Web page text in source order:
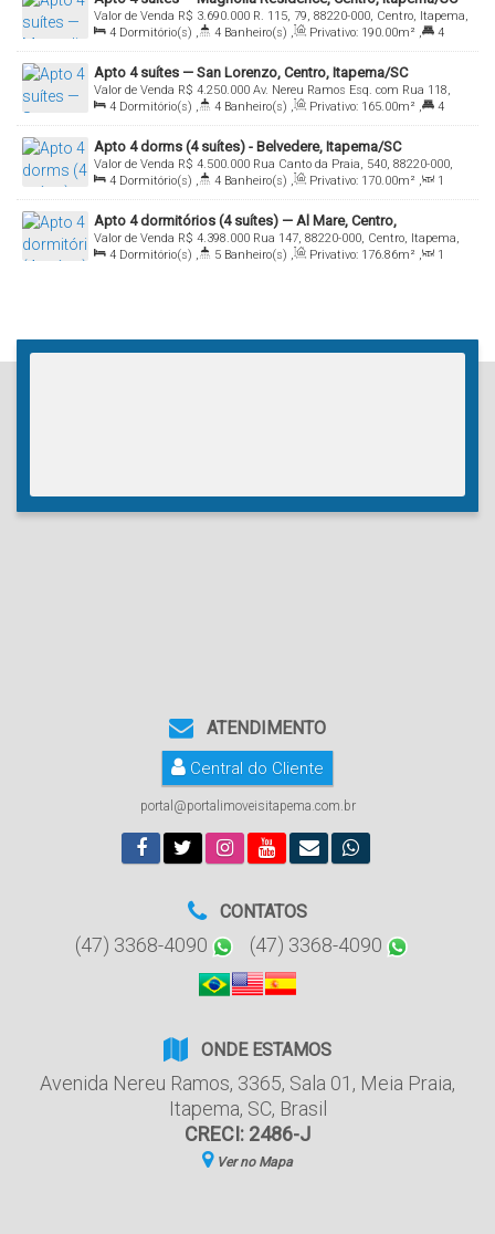
R$ 3.690.000
Valor de Venda
R. 115, 79, 88220-000, Centro, Itapema,
Santa Catarina, Brasil
4 Dormitório(s) , 4 Banheiro(s) , Privativo: 190.00m² ,
4
Suíte(s) , 3 Vaga(s)
Apto 4 suítes — San Lorenzo, Centro, Itapema/SC
R$ 4.250.000
Valor de Venda
Av. Nereu Ramos Esq. com Rua 118,
88220-000, Centro, Itapema, Santa Catarina, Brasil
4 Dormitório(s) , 4 Banheiro(s) , Privativo: 165.00m² ,
4
Suíte(s) , 3 Vaga(s)
Apto 4 dorms (4 suítes) - Belvedere, Itapema/SC
R$ 4.500.000
Valor de Venda
Rua Canto da Praia, 540, 88220-000,
Centro, Itapema, Santa Catarina, Brasil
4 Dormitório(s) , 4 Banheiro(s) , Privativo: 170.00m² ,
1
Sala(s) , 4 Suíte(s) , 3 Vaga(s)
Apto 4 dormitórios (4 suítes) — Al Mare, Centro,
Itapema/SC
R$ 4.398.000
Valor de Venda
Rua 147, 88220-000, Centro, Itapema,
Santa Catarina, Brasil
4 Dormitório(s) , 5 Banheiro(s) , Privativo: 176.86m² ,
1
ATENDIMENTO
Central do Cliente
portal@portalimoveisitapema.com.br
CONTATOS
(47) 3368-4090 (47) 3368-4090
ONDE ESTAMOS
Avenida Nereu Ramos, 3365, Sala 01 , Meia Praia,
Itapema, SC, Brasil
CRECI: 2486-J
Ver no Mapa